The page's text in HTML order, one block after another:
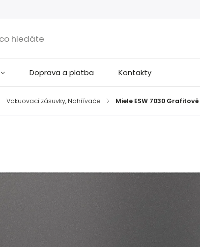
Doprava a platba Kontakty
Vakuovací zásuvky, Nahřívače / Miele ESW 7030